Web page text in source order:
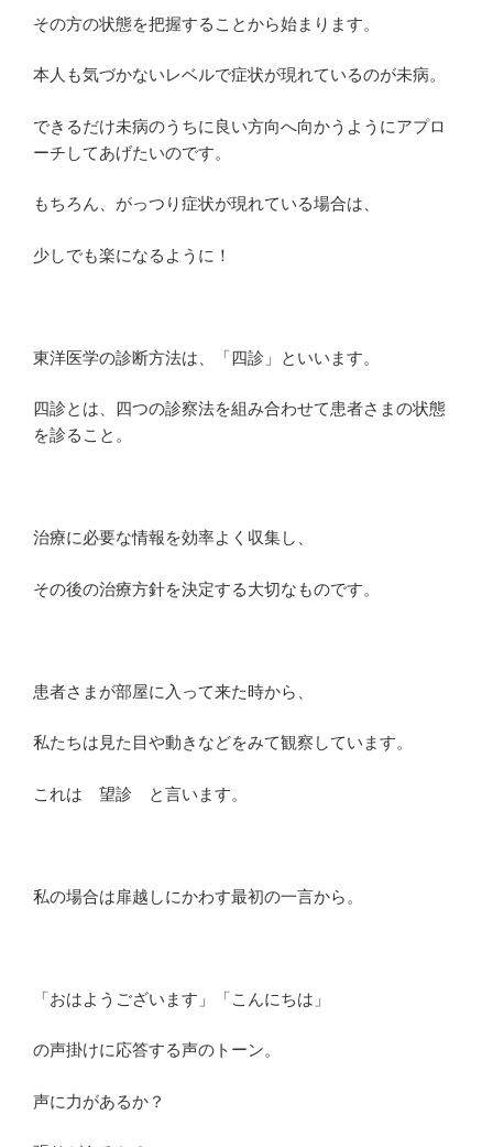
その方の状態を把握することから始まります。
本人も気づかないレベルで症状が現れているのが未病。
できるだけ未病のうちに良い方向へ向かうようにアプロ
ーチしてあげたいのです。
もちろん、がっつり症状が現れている場合は、
少しでも楽になるように！
東洋医学の診断方法は、「四診 」といいます。
四診とは、四つの診察法を組み合わせて患者さまの状態
を診ること。
治療に必要な情報を効率よく収集し、
その後の治療方針を決定する大切なものです。
患者さまが部屋に入って来た時から、
私たちは見た目や動きなどをみて観察しています。
これは 望診 と言います。
私の場合は扉越しにかわす最初の一言から。
「おはようございます」「こんにちは」
の声掛けに応答する声のトーン。
声に力があるか？